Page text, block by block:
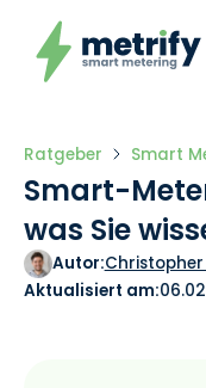
Ratgeber Smart
Smart-
was Sie
Autor:
Aktualisiert am: